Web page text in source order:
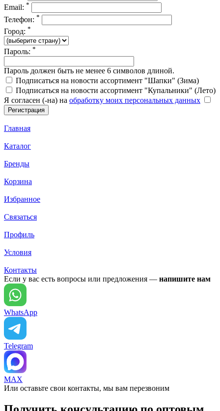
Email: *
Телефон: *
Город: *
Пароль: *
Пароль должен быть не менее 6 символов длиной.
Подписаться на новости ассортимент "Шапки" (Зима)
Подписаться на новости ассортимент "Купальники" (Лето)
Я согласен (-на) на обработку моих персональных данных
Главная
Каталог
Бренды
Корзина
Избранное
Связаться
Профиль
Условия
Контакты
Если у вас есть вопросы или предложения — напишите нам
WhatsApp
Telegram
MAX
Или оставьте свои контакты, мы вам перезвоним